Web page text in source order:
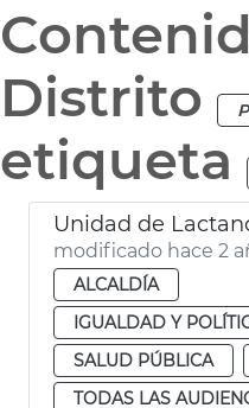
Distrito
etiqueta
Unidad de
modificado hace 2
ALCALDÍA
IGUALDAD Y
SALUD PÚBLICA
TODAS LAS